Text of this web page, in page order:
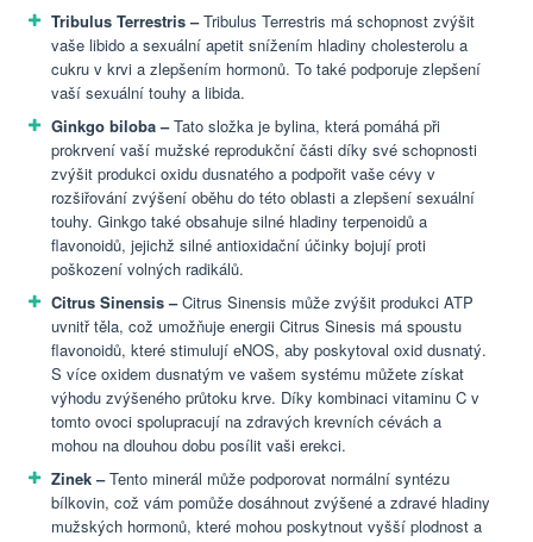
Tribulus Terrestris –Tribulus Terrestris má schopnost zvýšit
vaše libido a sexuální apetit snížením hladiny cholesterolu a
cukru v krvi a zlepšením hormonů. To také podporuje zlepšení
vaší sexuální touhy a libida.
Ginkgo biloba –Tato složka je bylina, která pomáhá při
prokrvení vaší mužské reprodukční části díky své schopnosti
zvýšit produkci oxidu dusnatého a podpořit vaše cévy v
rozšiřování zvýšení oběhu do této oblasti a zlepšení sexuální
touhy. Ginkgo také obsahuje silné hladiny terpenoidů a
flavonoidů, jejichž silné antioxidační účinky bojují proti
poškození volných radikálů.
Citrus Sinensis –Citrus Sinensis může zvýšit produkci ATP
uvnitř těla, což umožňuje energii Citrus Sinesis má spoustu
flavonoidů, které stimulují eNOS, aby poskytoval oxid dusnatý.
S více oxidem dusnatým ve vašem systému můžete získat
výhodu zvýšeného průtoku krve. Díky kombinaci vitaminu C v
tomto ovoci spolupracují na zdravých krevních cévách a
mohou na dlouhou dobu posílit vaši erekci.
Zinek –Tento minerál může podporovat normální syntézu
bílkovin, což vám pomůže dosáhnout zvýšené a zdravé hladiny
mužských hormonů, které mohou poskytnout vyšší plodnost a